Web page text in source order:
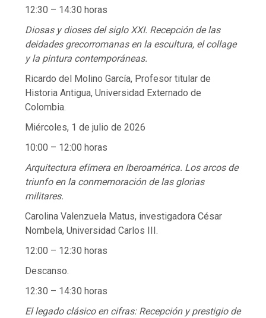
12:30 – 14:30 horas
Diosas y dioses del siglo XXI. Recepción de las
deidades grecorromanas en la escultura, el collage
y la pintura contemporáneas.
Ricardo del Molino García, Profesor titular de
Historia Antigua, Universidad Externado de
Colombia.
Miércoles, 1 de julio de 2026
10:00 – 12:00 horas
Arquitectura efímera en Iberoamérica. Los arcos de
triunfo en la conmemoración de las glorias
militares.
Carolina Valenzuela Matus, investigadora César
Nombela, Universidad Carlos III.
12:00 – 12:30 horas
Descanso.
12:30 – 14:30 horas
El legado clásico en cifras: Recepción y prestigio de